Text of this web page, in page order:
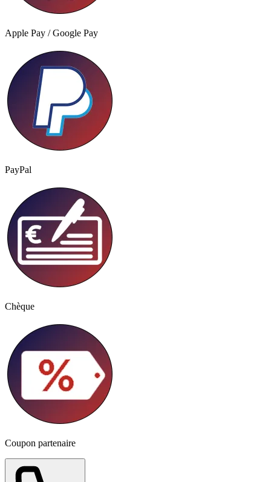
Apple Pay / Google Pay
PayPal
Chèque
Coupon partenaire